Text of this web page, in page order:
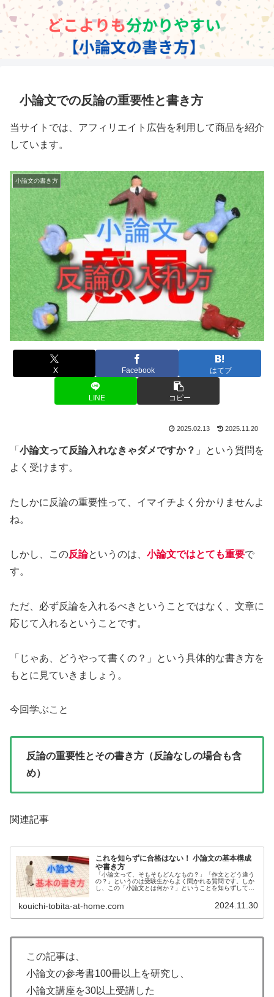
小論文での反論の重要性と書き方
当サイトでは、アフィリエイト広告を利用して商品を紹介
しています。
小論文の書き方
X Facebook はてブ
LINE コピー
2025.02.13 2025.11.20
「 小論文って反論入れなきゃダメですか？ 」という質問を
よく受けます。
たしかに反論の重要性って、イマイチよく分かりませんよ
ね。
しかし、この反論というのは、 小論文ではとても重要で
す。
ただ、必ず反論を入れるべきということではなく、文章に
応じて入れるということです。
「じゃあ、どうやって書くの？」という具体的な書き方を
もとに見ていきましょう。
今回学ぶこと
反論の重要性とその書き方（反論なしの場合も含
め）
関連記事
これを知らずに合格はない！ 小論文の基本構成
や書き方
「小論文って、そもそもどんなもの？」「作文とどう違う
の？」というのは受験生からよく聞かれる質問です。しか
し、この「小論文とは何か？」ということを知らずして、
kouichi-tobita-at-home.com 2024.11.30
この記事は、
小論文の参考書100冊以上を研究し、
小論文講座を30以上受講した